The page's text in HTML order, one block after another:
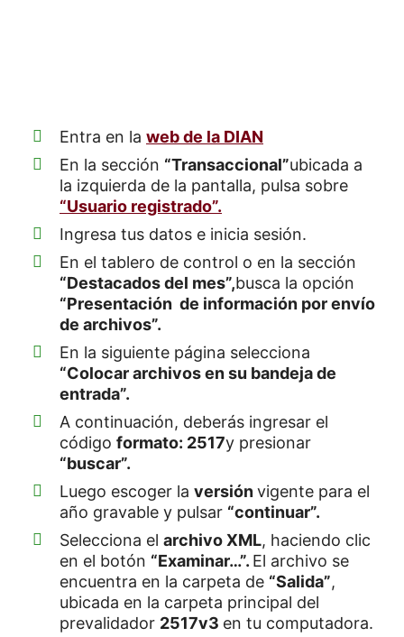
Entra en la web de la DIAN
En la sección “Transaccional”ubicada a
la izquierda de la pantalla, pulsa sobre
“Usuario registrado”.
Ingresa tus datos e inicia sesión.
En el tablero de control o en la sección
“Destacados del mes”,busca la opción
“Presentación de información por envío
de archivos”.
En la siguiente página selecciona
“Colocar archivos en su bandeja de
entrada”.
A continuación, deberás ingresar el
código formato: 2517y presionar
“buscar”.
Luego escoger la versiónvigente para el
año gravable y pulsar “continuar”.
Selecciona el archivo XML, haciendo clic
en el botón “Examinar…”. El archivo se
encuentra en la carpeta de “Salida”,
ubicada en la carpeta principal del
prevalidador 2517v3 en tu computadora.